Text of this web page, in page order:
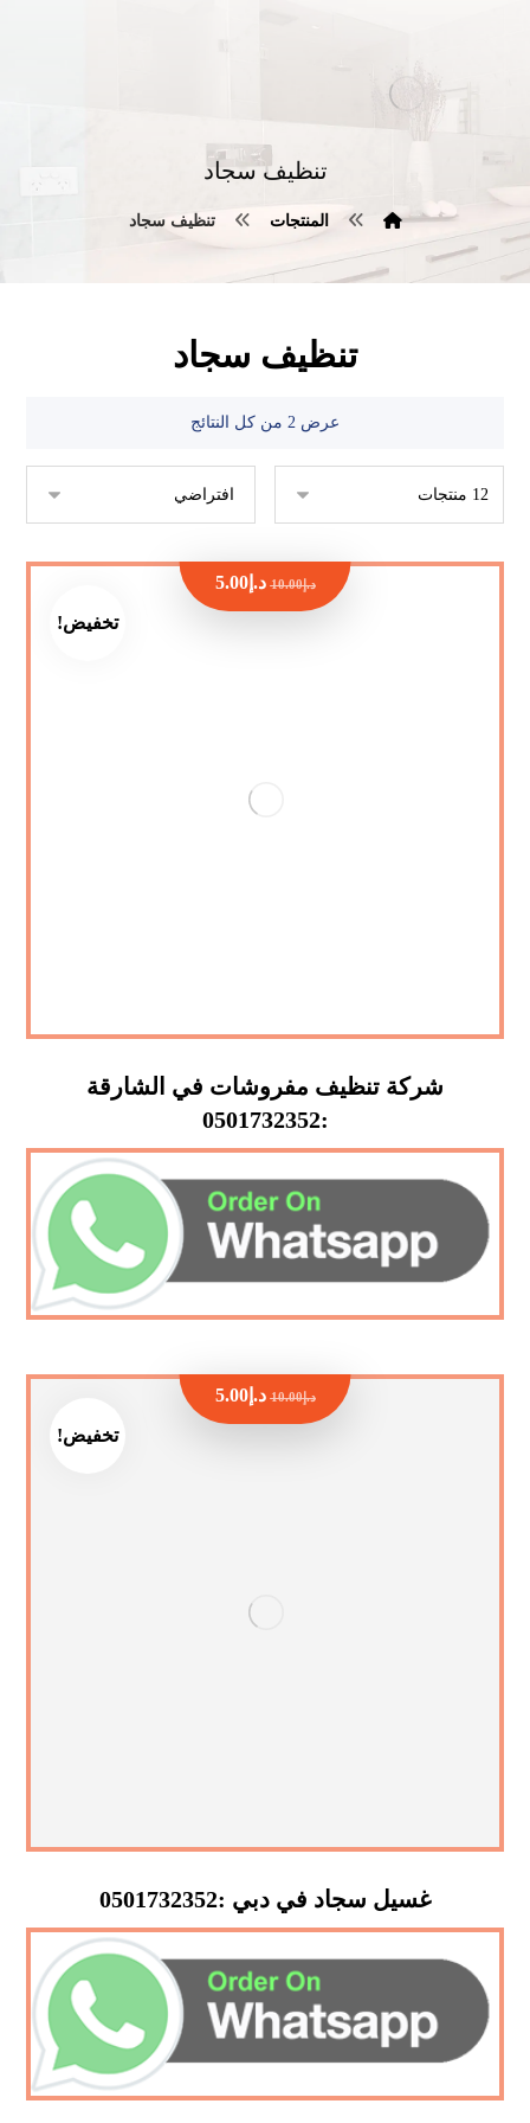
تنظيف سجاد
المنتجات تنظيف سجاد
تنظيف سجاد
عرض ⁦2⁩ من كل النتائج
تخفيض!
شركة تنظيف مفروشات في الشارقة
:0501732352
د.إ10.00 د.إ5.00
تخفيض!
غسيل سجاد في دبي :0501732352
د.إ10.00 د.إ5.00